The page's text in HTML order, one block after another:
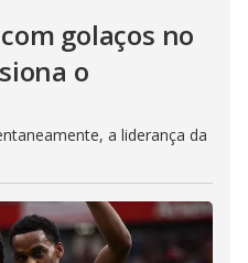
golaços no
o
a liderança da